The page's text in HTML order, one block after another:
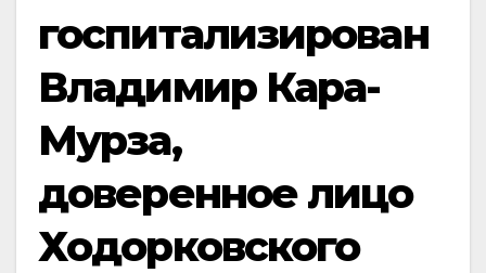
госпитализирован
Владимир Кара-
Мурза,
доверенное лицо
Ходорковского